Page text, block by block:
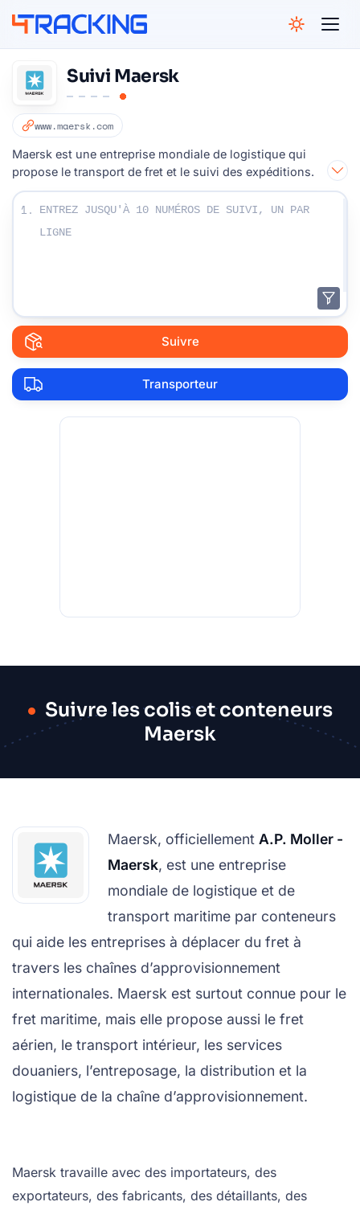
Suivi Maersk
www.maersk.com
Maersk est une entreprise mondiale de logistique qui
propose le transport de fret et le suivi des expéditions.
Entrez vos numéros de suivi:
1.
Suivre
Transporteur
Suivre les colis et conteneurs
Maersk
Maersk, officiellement A.P. Moller -
Maersk, est une entreprise
mondiale de logistique et de
transport maritime par conteneurs
qui aide les entreprises à déplacer du fret à
travers les chaînes d’approvisionnement
internationales. Maersk est surtout connue pour le
fret maritime, mais elle propose aussi le fret
aérien, le transport intérieur, les services
douaniers, l’entreposage, la distribution et la
logistique de la chaîne d’approvisionnement.
Maersk travaille avec des importateurs, des
exportateurs, des fabricants, des détaillants, des